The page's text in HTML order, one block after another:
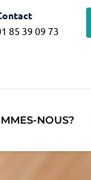
85 39 09 73
NOUS?